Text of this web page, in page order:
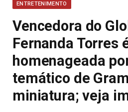
ENTRETENIMENTO
Vencedora do
Fernanda Torres
homenageada
temático de
miniatura; veja